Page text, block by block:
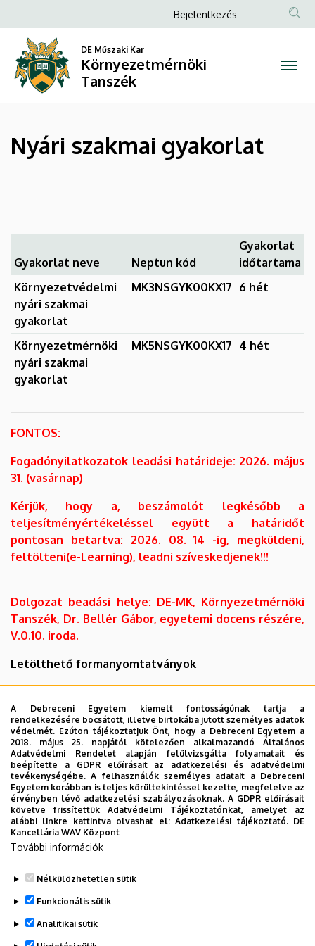
szakmai
gyakorlat
Környezetmérnöki
Tanszék
a
tartalomra
Anonim
fiók
menüje
Bejelentkezés
DE Műszaki Kar
Környezetmérnöki
Tanszék
Nyári szakmai gyakorlat
Gyakorlat neve Neptun kód
Gyakorlat
időtartama
Környezetvédelmi
nyári szakmai
gyakorlat
MK3NSGYK00KX17 6 hét
Környezetmérnöki
nyári szakmai
gyakorlat
MK5NSGYK00KX17 4 hét
FONTOS:
Fogadónyilatkozatok leadási határideje: 2026. május
31. (vasárnap)
Kérjük, hogy a, beszámolót legkésőbb a
teljesítményértékeléssel együtt a határidőt
pontosan betartva: 2026. 08. 14 -ig, megküldeni,
feltölteni(e-Learning), leadni szíveskedjenek!!!
Dolgozat beadási helye: DE-MK, Környezetmérnöki
Tanszék, Dr. Bellér Gábor, egyetemi docens részére,
V.0.10. iroda.
Letölthető formanyomtatványok
Fogadó nyilatkozat szakmai gyakorlathoz
Szakmai gyakorlatos megállapodás: György
Ágnes (kari szakmai gyakorlat felelős)Műszaki Kar
"B" épület, 1. emelet, B 1.04irodában kell intézni
(agnes@eng.unideb.hu)!!
Beszámolóval szemben támasztott
követelmények
Igazolás a teljesítésről (a hallgató
Legutóbbi frissítés: 2026. 07. 15. 15:04
A Debreceni Egyetem kiemelt fontosságúnak tartja a
rendelkezésére bocsátott, illetve birtokába jutott személyes adatok
védelmét. Ezúton tájékoztatjuk Önt, hogy a Debreceni Egyetem a
2018. május 25. napjától kötelezően alkalmazandó Általános
Adatvédelmi Rendelet alapján felülvizsgálta folyamatait és
beépítette a GDPR előírásait az adatkezelési és adatvédelmi
tevékenységébe. A felhasználók személyes adatait a Debreceni
Egyetem korábban is teljes körültekintéssel kezelte, megfelelve az
érvényben lévő adatkezelési szabályozásoknak. A GDPR előírásait
követve frissítettük Adatvédelmi Tájékoztatónkat, amelyet az
alábbi linkre kattintva olvashat el:Adatkezelési tájékoztató. DE
Kancellária WAV Központ
További információk
Nélkülözhetetlen sütik
Funkcionális sütik
Analitikai sütik